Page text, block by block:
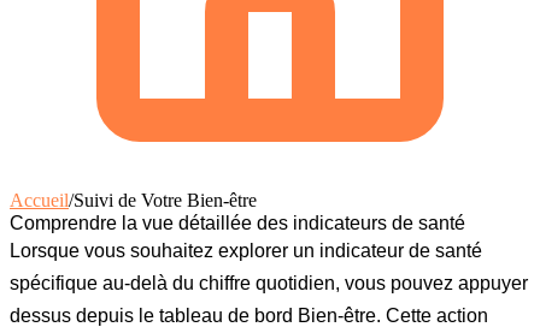
Accueil/Suivi de Votre Bien-être
Comprendre la vue détaillée des indicateurs de santé
Lorsque vous souhaitez explorer un indicateur de santé
spécifique au-delà du chiffre quotidien, vous pouvez appuyer
dessus depuis le tableau de bord Bien-être. Cette action